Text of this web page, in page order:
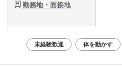
勤務地・面接地
未経験歓迎 体を動かす